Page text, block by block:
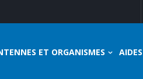
ET ORGANISMES AIDES